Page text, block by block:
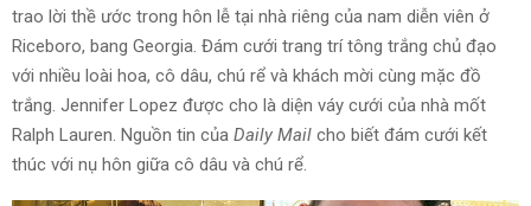
trao lời thề ước trong hôn lễ tại nhà riêng của nam diễn viên ở
Riceboro, bang Georgia. Đám cưới trang trí tông trắng chủ đạo
với nhiều loài hoa, cô dâu, chú rể và khách mời cùng mặc đồ
trắng. Jennifer Lopez được cho là diện váy cưới của nhà mốt
Ralph Lauren. Nguồn tin của Daily Mail cho biết đám cưới kết
thúc với nụ hôn giữa cô dâu và chú rể.